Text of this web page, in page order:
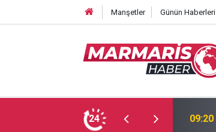
Manşetler Günün Haberleri
24 22:03